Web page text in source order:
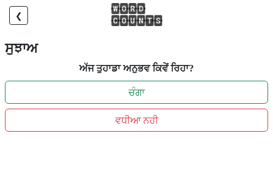
❮
ਸੁਝਾਅ
ਅੱਜ ਤੁਹਾਡਾ ਅਨੁਭਵ ਕਿਵੇਂ ਰਿਹਾ?
ਚੰਗਾ
ਵਧੀਆ ਨਹੀ